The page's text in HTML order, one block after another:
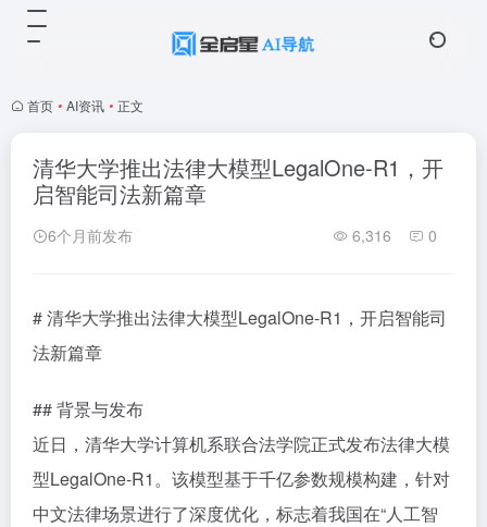
首页 • AI资讯 • 正文
清华大学推出法律大模型LegalOne-R1，开
启智能司法新篇章
6个月前发布 6,316 0
# 清华大学推出法律大模型LegalOne-R1，开启智能司
法新篇章
## 背景与发布
近日，清华大学计算机系联合法学院正式发布法律大模
型LegalOne-R1。该模型基于千亿参数规模构建，针对
中文法律场景进行了深度优化，标志着我国在“人工智